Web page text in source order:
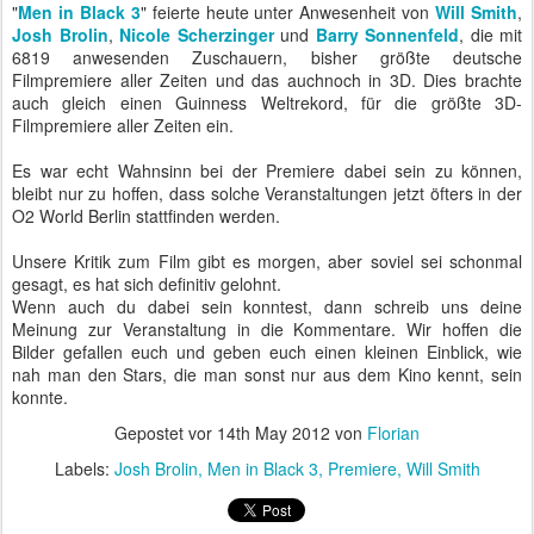
"Men in Black 3" feierte heute unter Anwesenheit vonWill Smith,
Josh Brolin, Nicole Scherzingerund Barry Sonnenfeld, die mit
6819 anwesenden Zuschauern, bisher größte deutsche
Filmpremiere aller Zeiten und das auchnoch in 3D. Dies brachte
auch gleich einen Guinness Weltrekord, für die größte 3D-
Filmpremiere aller Zeiten ein.
Es war echt Wahnsinn bei der Premiere dabei sein zu können,
bleibt nur zu hoffen, dass solche Veranstaltungen jetzt öfters in der
O2 World Berlin stattfinden werden.
Unsere Kritik zum Film gibt es morgen, aber soviel sei schonmal
gesagt, es hat sich definitiv gelohnt.
Wenn auch du dabei sein konntest, dann schreib uns deine
Meinung zur Veranstaltung in die Kommentare. Wir hoffen die
Bilder gefallen euch und geben euch einen kleinen Einblick, wie
nah man den Stars, die man sonst nur aus dem Kino kennt, sein
konnte.
Gepostet vor 14th May 2012 von Florian
Labels: Josh Brolin Men in Black 3 Premiere Will Smith